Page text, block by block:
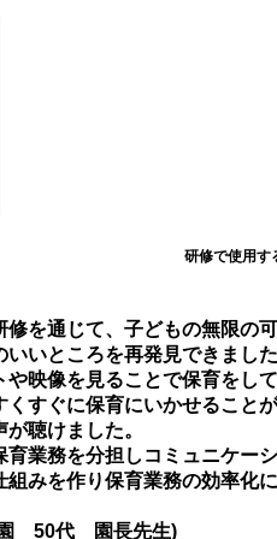
研修で使用す
修を通じて、子どもの無限の
いいところを再発見できました
や映像を見ることで保育をし
くすぐに保育にいかせること
聴けました。
育業務を分担しコミュニケー
組みを作り保育業務の効率化
50代 園長先生)